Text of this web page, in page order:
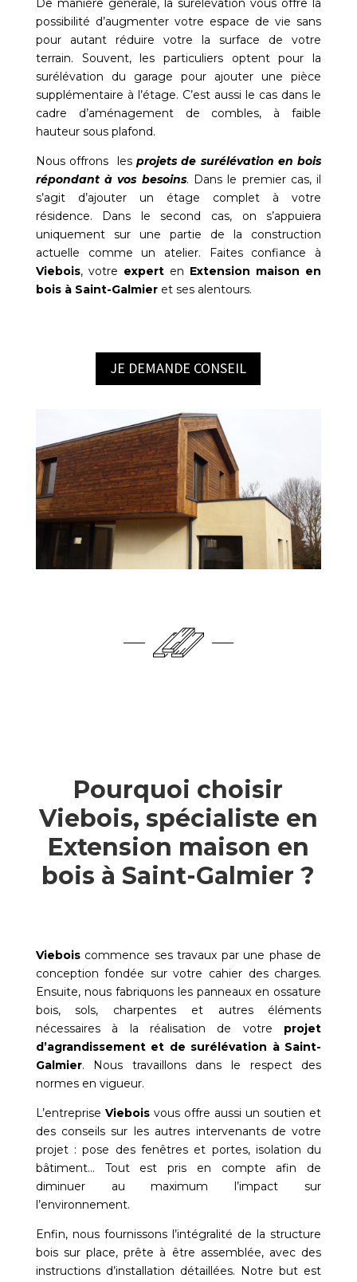
De manière générale, la surélévation vous offre la
possibilité d’augmenter votre espace de vie sans
pour autant réduire votre la surface de votre
terrain. Souvent, les particuliers optent pour la
surélévation du garage pour ajouter une pièce
supplémentaire à l’étage. C’est aussi le cas dans le
cadre d’aménagement de combles, à faible
hauteur sous plafond.
Nous offrons les projets de surélévation en bois
répondant à vos besoins. Dans le premier cas, il
s’agit d’ajouter un étage complet à votre
résidence. Dans le second cas, on s’appuiera
uniquement sur une partie de la construction
actuelle comme un atelier. Faites confiance à
Viebois, votre experten Extension maison en
bois à Saint-Galmieret ses alentours.
JE DEMANDE CONSEIL
Pourquoi choisir
Viebois, spécialiste en
Extension maison en
bois à Saint-Galmier ?
Vieboiscommence ses travaux par une phase de
conception fondée sur votre cahier des charges.
Ensuite, nous fabriquons les panneaux en ossature
bois, sols, charpentes et autres éléments
nécessaires à la réalisation de votre projet
d’agrandissement et de surélévation à Saint-
Galmier. Nous travaillons dans le respect des
normes en vigueur.
L’entreprise Vieboisvous offre aussi un soutien et
des conseils sur les autres intervenants de votre
projet : pose des fenêtres et portes, isolation du
bâtiment… Tout est pris en compte afin de
diminuer au maximum l’impact sur
l’environnement.
Enfin, nous fournissons l’intégralité de la structure
bois sur place, prête à être assemblée, avec des
instructions d’installation détaillées. Notre but est